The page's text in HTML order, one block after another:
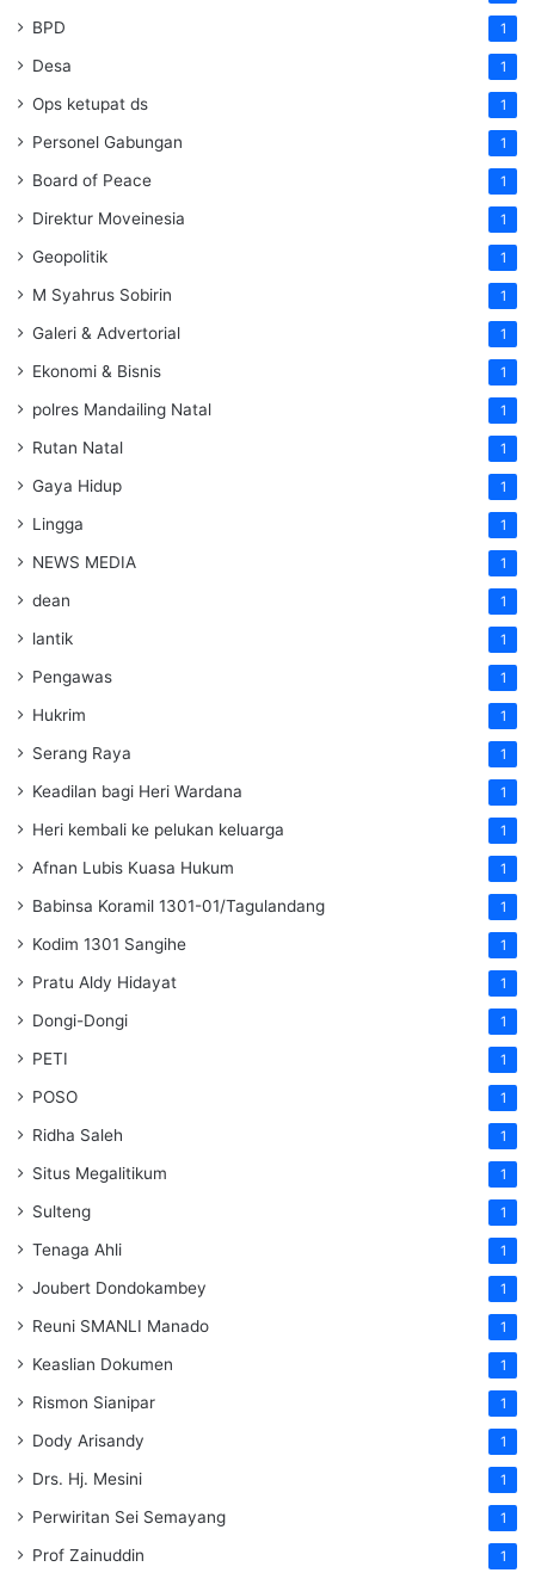
BPD 1
Desa 1
Ops ketupat ds 1
Personel Gabungan 1
Board of Peace 1
Direktur Moveinesia 1
Geopolitik 1
M Syahrus Sobirin 1
Galeri & Advertorial 1
Ekonomi & Bisnis 1
polres Mandailing Natal 1
Rutan Natal 1
Gaya Hidup 1
Lingga 1
NEWS MEDIA 1
dean 1
lantik 1
Pengawas 1
Hukrim 1
Serang Raya 1
Keadilan bagi Heri Wardana 1
Heri kembali ke pelukan keluarga 1
Afnan Lubis Kuasa Hukum 1
Babinsa Koramil 1301-01/Tagulandang 1
Kodim 1301 Sangihe 1
Pratu Aldy Hidayat 1
Dongi-Dongi 1
PETI 1
POSO 1
Ridha Saleh 1
Situs Megalitikum 1
Sulteng 1
Tenaga Ahli 1
Joubert Dondokambey 1
Reuni SMANLI Manado 1
Keaslian Dokumen 1
Rismon Sianipar 1
Dody Arisandy 1
Drs. Hj. Mesini 1
Perwiritan Sei Semayang 1
Prof Zainuddin 1